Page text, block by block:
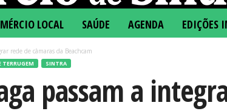
LOCAL SAÚDE AGENDA EDIÇÕES
rede de câmaras da Beachcam
TERRUGEM SINTRA
passam a